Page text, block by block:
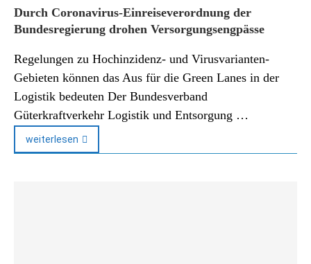
Durch Coronavirus-Einreiseverordnung der
Bundesregierung drohen Versorgungsengpässe
Regelungen zu Hochinzidenz- und Virusvarianten-
Gebieten können das Aus für die Green Lanes in der
Logistik bedeuten Der Bundesverband
Güterkraftverkehr Logistik und Entsorgung …
weiterlesen